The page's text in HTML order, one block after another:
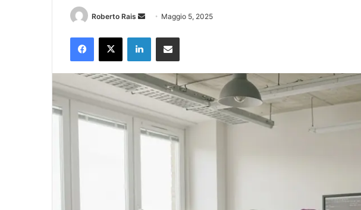
Roberto Rais
Invia Maggio 5, 2025
Facebook
X LinkedInCondividi via Email